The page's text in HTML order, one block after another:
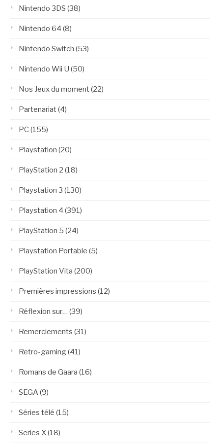
Nintendo 3DS (38)
Nintendo 64 (8)
Nintendo Switch (53)
Nintendo Wii U (50)
Nos Jeux du moment(22)
Partenariat(4)
PC(155)
Playstation (20)
PlayStation 2 (18)
Playstation 3 (130)
Playstation 4 (391)
PlayStation 5 (24)
Playstation Portable (5)
PlayStation Vita (200)
Premières impressions (12)
Réflexion sur… (39)
Remerciements (31)
Retro-gaming(41)
Romans de Gaara (16)
SEGA(9)
Séries télé (15)
Series X(18)